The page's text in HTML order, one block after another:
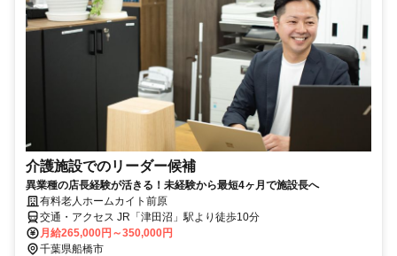
介護施設でのリーダー候補
異業種の店長経験が活きる！未経験から最短4ヶ月で施設長へ
有料老人ホームカイト前原
交通・アクセス JR「津田沼」駅より徒歩10分
月給265,000円～350,000円
千葉県船橋市